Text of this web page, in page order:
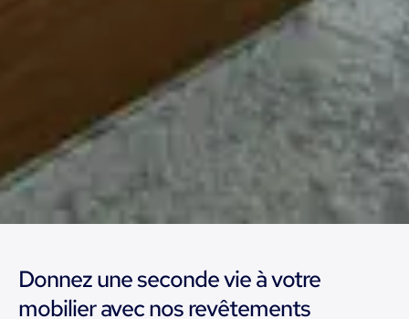
Donnez une seconde vie à votre
mobilier avec nos revêtements